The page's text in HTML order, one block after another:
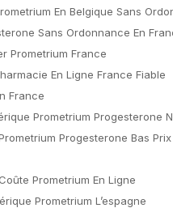
En Belgique Sans
Sans Ordonnance En
Prometrium France
En Ligne France Fiable
France
Prometrium Progesterone
Progesterone Bas Prix
Prometrium En Ligne
Prometrium L’espagne